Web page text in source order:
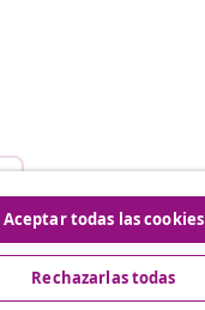
vidaXL
Aceptar todas las cookies
Rechazarlas todas